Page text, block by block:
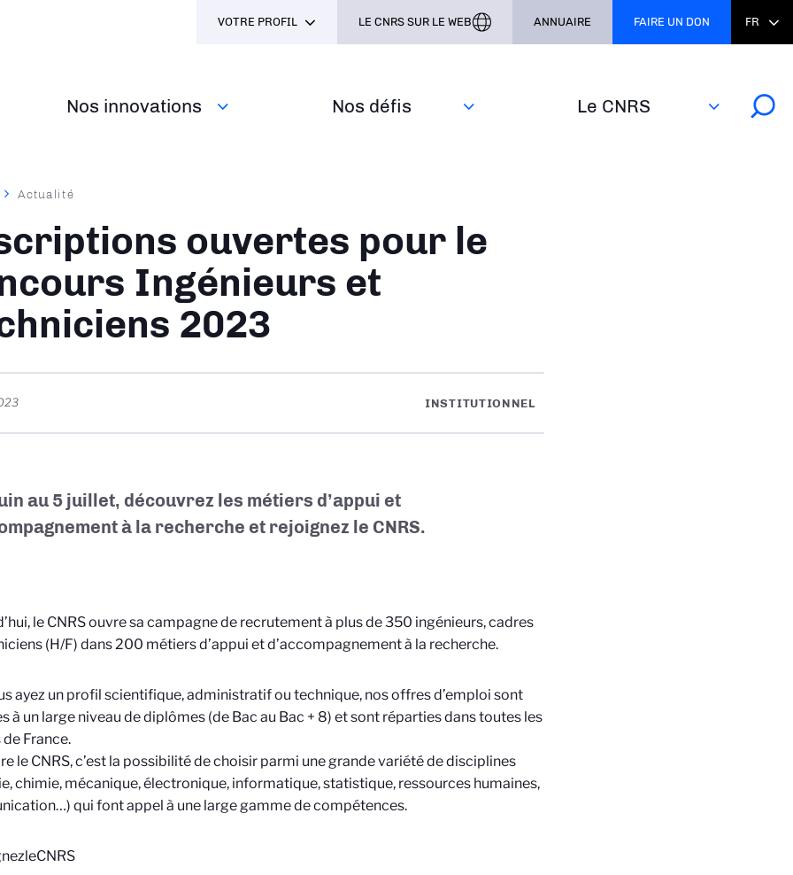
Nos innovations Nos défis‎ Le CNRS
VOTRE PROFIL LE CNRS SUR LE WEB ANNUAIRE FAIRE UN DON FR
Actualité
ouvertes pour le
Ingénieurs et
2023
INSTITUTIONNEL
au 5 juillet, découvrez les métiers d’appui et
à la recherche et rejoignez le CNRS.
le CNRS ouvre sa campagne de recrutement à plus de 350 ingénieurs, cadres
(H/F) dans 200 métiers d’appui et d’accompagnement à la recherche.
ayez un profil scientifique, administratif ou technique, nos offres d’emploi sont
à un large niveau de diplômes (de Bac au Bac + 8) et sont réparties dans toutes les
France.
le CNRS, c’est la possibilité de choisir parmi une grande variété de disciplines
chimie, mécanique, électronique, informatique, statistique, ressources humaines,
qui font appel à une large gamme de compétences.